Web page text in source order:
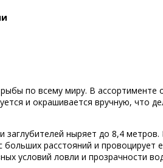
по всему миру. В ассортименте
и окрашивается вручную, что
заглубителей ныряет до 8,4 метров.
расстояний и провоцирует
условий ловли и прозрачности